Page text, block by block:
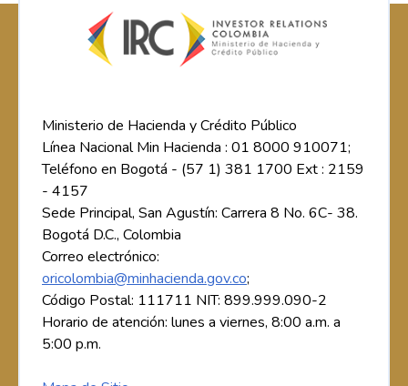
Ministerio de Hacienda y Crédito Público
Línea Nacional Min Hacienda : 01 8000 910071;
Teléfono en Bogotá - (57 1) 381 1700 Ext : 2159
- 4157
Sede Principal, San Agustín: Carrera 8 No. 6C- 38.
Bogotá D.C., Colombia
Correo electrónico:
oricolombia@minhacienda.gov.co;
Código Postal: 111711 NIT: 899.999.090-2
Horario de atención: lunes a viernes, 8:00 a.m. a
5:00 p.m.